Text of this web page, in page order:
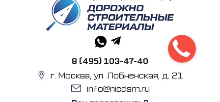
8 (495) 103-47-40
г. Москва, ул. Лобненская, д. 21
info@nicdsm.ru